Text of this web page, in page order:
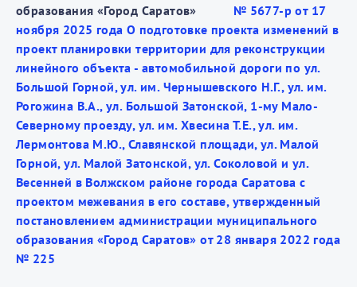
образования «Город Саратов»
№ 5677-р от 17
ноября 2025 года О подготовке проекта изменений в
проект планировки территории для реконструкции
линейного объекта - автомобильной дороги по ул.
Большой Горной, ул. им. Чернышевского Н.Г., ул. им.
Рогожина В.А., ул. Большой Затонской, 1-му Мало-
Северному проезду, ул. им. Хвесина Т.Е., ул. им.
Лермонтова М.Ю., Славянской площади, ул. Малой
Горной, ул. Малой Затонской, ул. Соколовой и ул.
Весенней в Волжском районе города Саратова с
проектом межевания в его составе, утвержденный
постановлением администрации муниципального
образования «Город Саратов» от 28 января 2022 года
№ 225